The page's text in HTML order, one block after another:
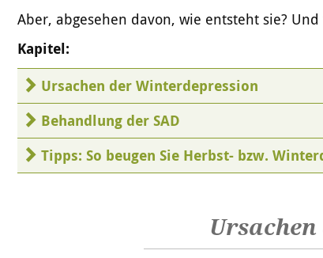
Aber, abgesehen davon, wie entsteht sie?
Kapitel:
Ursachen der Winterdepression
Behandlung der SAD
Tipps: So beugen Sie Herbst- bzw.